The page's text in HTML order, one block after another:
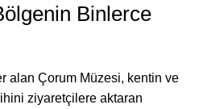
Binlerce
alan Çorum Müzesi, kentin ve
ziyaretçilere aktaran